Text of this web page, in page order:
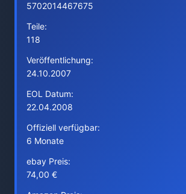
5702014467675
Teile:
118
Veröffentlichung:
24.10.2007
EOL Datum:
22.04.2008
Offiziell verfügbar:
6 Monate
ebay Preis:
74,00 €